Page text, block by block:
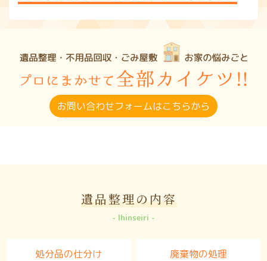
お問い合わせフォームはこちらから
遺品整理の内容
Ihinseiri
処分品の仕分け 廃棄物の処理